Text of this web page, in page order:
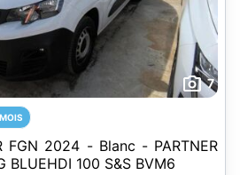
7
FGN 2024 - Blanc - PARTNER
BLUEHDI 100 S&S BVM6